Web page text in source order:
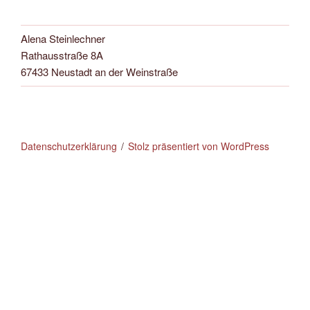
Alena Steinlechner
Rathausstraße 8A
67433 Neustadt an der Weinstraße
Datenschutzerklärung Stolz präsentiert von WordPress